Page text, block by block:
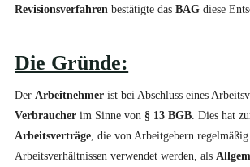
Revisionsverfahren bestätigte das BAG diese
Die Gründe:
DerArbeitnehmer ist bei Abschluss eines
Verbraucher im Sinne von § 13 BGB. Dies hat
Arbeitsverträge, die von Arbeitgebern
Arbeitsverhältnissen verwendet werden, als